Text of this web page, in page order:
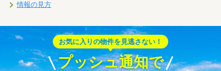
情報の見方
お気に入りの物件を見逃さない！
プッシュ通知で